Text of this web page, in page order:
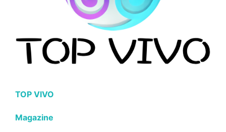
TOP VIVO
Magazine